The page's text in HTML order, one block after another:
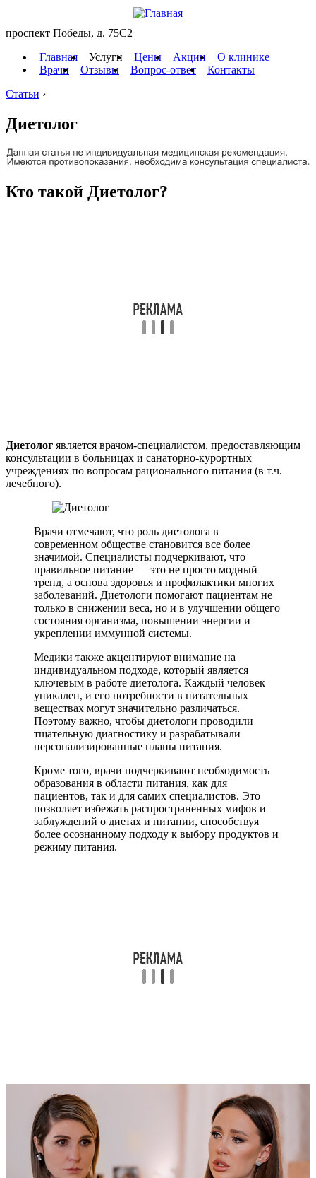
проспект Победы, д. 75C2
Главная
Услуги Цены Акции
О клинике
Врачи
Отзывы Вопрос-ответ
Контакты
Статьи ›
Диетолог
Кто такой Диетолог?
Диетолог является врачом-специалистом, предоставляющим
консультации в больницах и санаторно-курортных
учреждениях по вопросам рационального питания (в т.ч.
лечебного).
Врачи отмечают, что роль диетолога в
современном обществе становится все более
значимой. Специалисты подчеркивают, что
правильное питание — это не просто модный
тренд, а основа здоровья и профилактики многих
заболеваний. Диетологи помогают пациентам не
только в снижении веса, но и в улучшении общего
состояния организма, повышении энергии и
укреплении иммунной системы.
Медики также акцентируют внимание на
индивидуальном подходе, который является
ключевым в работе диетолога. Каждый человек
уникален, и его потребности в питательных
веществах могут значительно различаться.
Поэтому важно, чтобы диетологи проводили
тщательную диагностику и разрабатывали
персонализированные планы питания.
Кроме того, врачи подчеркивают необходимость
образования в области питания, как для
пациентов, так и для самих специалистов. Это
позволяет избежать распространенных мифов и
заблуждений о диетах и питании, способствуя
более осознанному подходу к выбору продуктов и
режиму питания.